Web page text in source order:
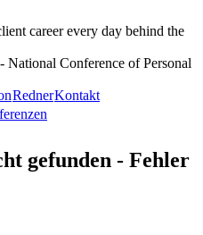
career every day behind the
Conference of Personal
RednerKontakt
gefunden - Fehler